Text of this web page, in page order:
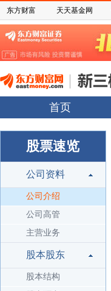
东方财富 天天基金网
首页
股票速览
公司资料
公司介绍
公司高管
主营业务
股本股东
股本结构